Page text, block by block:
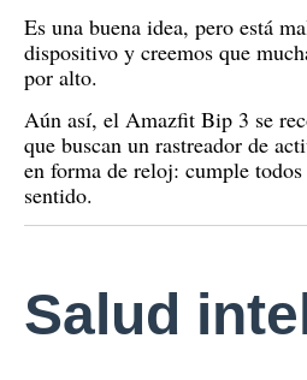
Es una buena idea, pero está
dispositivo y creemos que
por alto.
Aún así, el Amazfit Bip 3 se
que buscan un rastreador de
en forma de reloj: cumple
sentido.
Salud